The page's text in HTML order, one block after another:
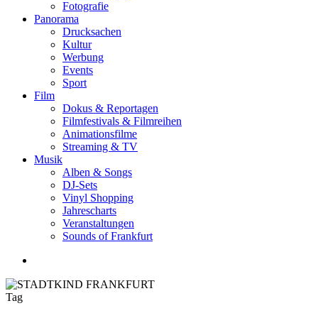
Fotografie
Panorama
Drucksachen
Kultur
Werbung
Events
Sport
Film
Dokus & Reportagen
Filmfestivals & Filmreihen
Animationsfilme
Streaming & TV
Musik
Alben & Songs
DJ-Sets
Vinyl Shopping
Jahrescharts
Veranstaltungen
Sounds of Frankfurt
Tag